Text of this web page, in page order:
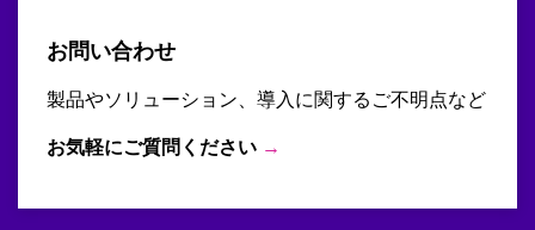
お問い合わせ
製品やソリューション、導入に関するご不明点など
お気軽にご質問ください →